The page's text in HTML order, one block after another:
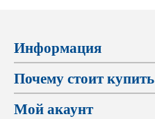
Информация
Почему стоит купить
Мой акаунт